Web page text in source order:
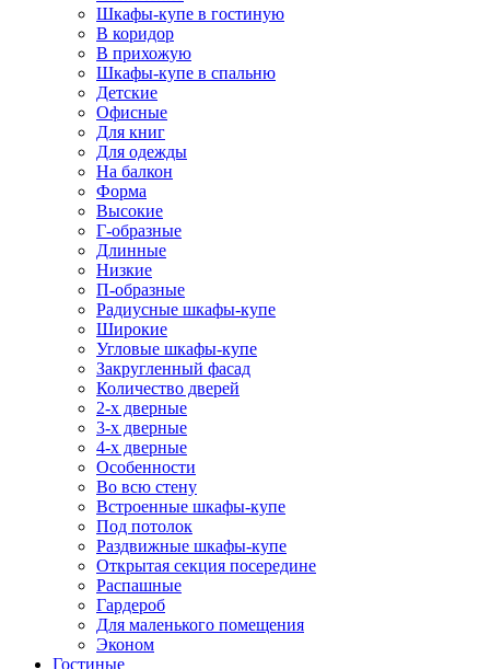
Шкафы-купе в гостиную
В коридор
В прихожую
Шкафы-купе в спальню
Детские
Офисные
Для книг
Для одежды
На балкон
Форма
Высокие
Г-образные
Длинные
Низкие
П-образные
Радиусные шкафы-купе
Широкие
Угловые шкафы-купе
Закругленный фасад
Количество дверей
2-х дверные
3-х дверные
4-х дверные
Особенности
Во всю стену
Встроенные шкафы-купе
Под потолок
Раздвижные шкафы-купе
Открытая секция посередине
Распашные
Гардероб
Для маленького помещения
Эконом
Гостиные